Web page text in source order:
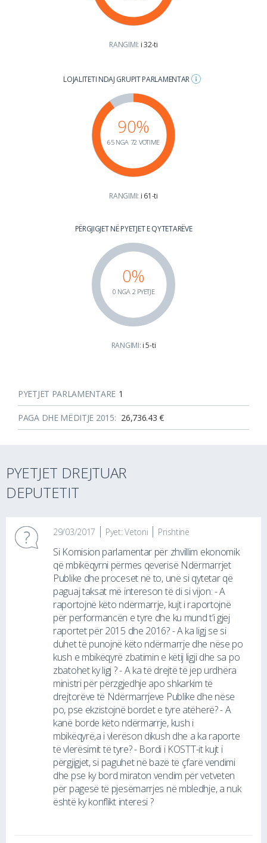
RANGIMI: i 32-ti
LOJALITETI NDAJ GRUPIT PARLAMENTAR
90%
65 NGA 72 VOTIME
RANGIMI: i 61-ti
PËRGJIGJET NË PYETJET E QYTETARËVE
0%
0 NGA 2 PYETJE
RANGIMI: i 5-ti
PYETJET PARLAMENTARE 1
PAGA DHE MËDITJE 2015: 26,736.43 €
PYETJET DREJTUAR
DEPUTETIT
29/03/2017 Pyet: Vetoni Prishtinë
Si Komision parlamentar për zhvillim ekonomik
që mbikëqyrni përmes qeverisë Ndërmarrjet
Publike dhe proceset në to, unë si qytetar që
paguaj taksat më intereson të di si vijon: - A
raportojnë këto ndërmarrje, kujt i raportojnë
për performancën e tyre dhe ku mund t’i gjej
raportet për 2015 dhe 2016? - A ka ligj se si
duhet të punojnë këto ndërmarrje dhe nëse po
kush e mbikëqyrë zbatimin e këtij ligji dhe sa po
zbatohet ky ligj ? - A ka të drejtë të jep urdhëra
ministri për përzgjedhje apo shkarkim të
drejtorëve të Ndërmarrjeve Publike dhe nëse
po, pse ekzistojnë bordet e tyre atëherë? - A
kanë borde këto ndërmarrje, kush i
mbikëqyrë,a i vlerëson dikush dhe a ka raporte
të vlerësimit të tyre? - Bordi i KOSTT-it kujt i
përgjigjet, si paguhet në bazë të çfarë vendimi
dhe pse ky bord miraton vendim për vetveten
për pagesë të pjesëmarrjes në mbledhje, a nuk
është ky konflikt interesi ?